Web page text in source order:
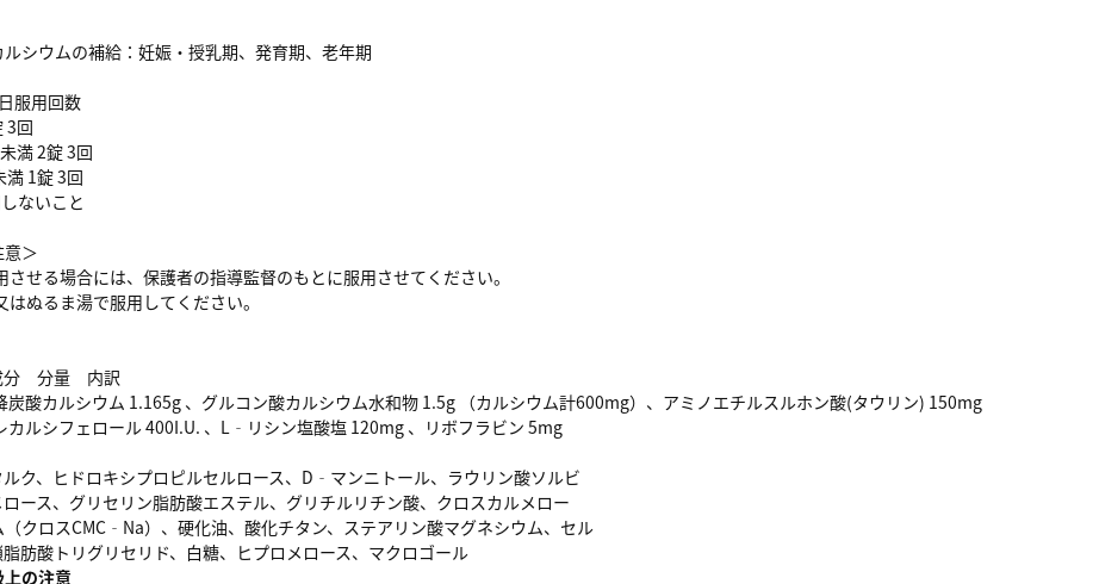
シウムの補給：妊娠・授乳期、発育期、老年期
服用回数
3回
満 2錠 3回
1錠 3回
ないこと
＞
させる場合には、保護者の指導監督のもとに服用させてください。
はぬるま湯で服用してください。
分 分量 内訳
炭酸カルシウム 1.165g 、グルコン酸カルシウム水和物 1.5g （カルシウム計600mg）、アミノエチルスルホン酸(タウリン) 150mg
カルシフェロール 400I.U. 、L‐リシン塩酸塩 120mg 、リボフラビン 5mg
ク、ヒドロキシプロピルセルロース、D‐マンニトール、ラウリン酸ソルビ
ース、グリセリン脂肪酸エステル、グリチルリチン酸、クロスカルメロー
（クロスCMC‐Na）、硬化油、酸化チタン、ステアリン酸マグネシウム、セル
脂肪酸トリグリセリド、白糖、ヒプロメロース、マクロゴール
の注意